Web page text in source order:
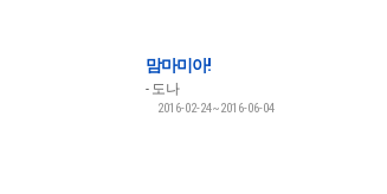
맘마미아!
도나
2016-02-24~2016-06-04